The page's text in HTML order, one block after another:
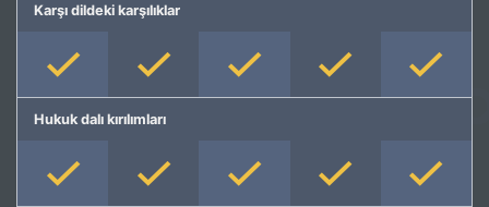
Karşı dildeki karşılıklar
Hukuk dalı kırılımları